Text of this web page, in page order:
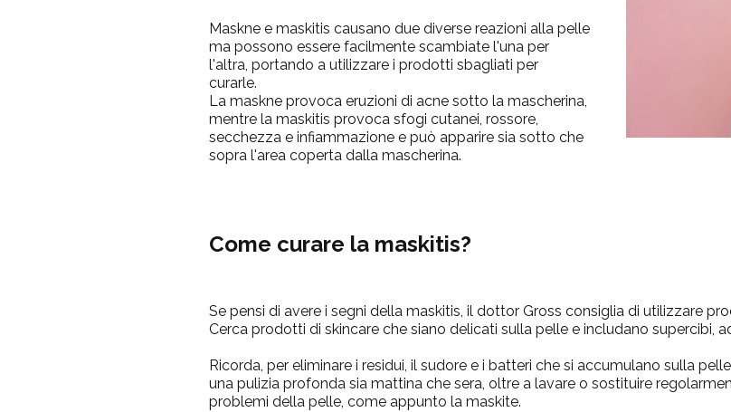
Maskne e maskitis causano due diverse reazioni alla pelle
ma possono essere facilmente scambiate l'una per
l'altra, portando a utilizzare i prodotti sbagliati per
curarle.
La maskne provoca eruzioni di acne sotto la mascherina,
mentre la maskitis provoca sfogi cutanei, rossore,
secchezza e infiammazione e può apparire sia sotto che
sopra l'area coperta dalla mascherina.
Come curare la maskitis?
Se pensi di avere i segni della maskitis, il dottor Gross consiglia di utilizzare
Cerca prodotti di skincare che siano delicati sulla pelle e includano supercibi,
Ricorda, per eliminare i residui, il sudore e i batteri che si accumulano sulla
una pulizia profonda sia mattina che sera, oltre a lavare o sostituire
problemi della pelle, come appunto la maskite.